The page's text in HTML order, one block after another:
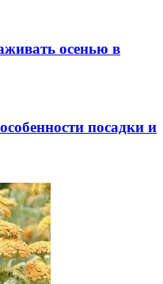
осенью в
посадки и